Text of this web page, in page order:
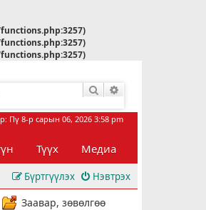
Хайлт
Пү 8-р сарын 06, 2026 3:58 pm
Түүх Медиа
Нэвтрэх
Бүртгүүлэх
Заавар, зөвөлгөө